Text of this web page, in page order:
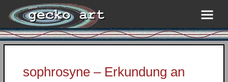
sophrosyne – Erkundung an